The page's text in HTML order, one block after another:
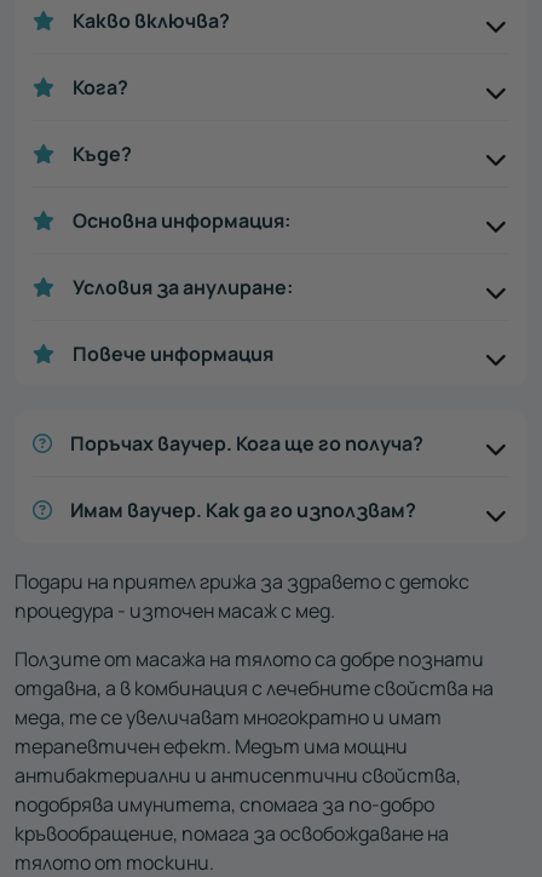
Какво включва?
Кога?
Къде?
Основна информация:
Условия за анулиране:
Повече информация
Поръчах ваучер. Кога ще го получа?
Имам ваучер. Как да го използвам?
Подари на приятел грижа за здравето с детокс
процедура - източен масаж с мед.
Ползите от масажа на тялото са добре познати
отдавна, а в комбинация с лечебните свойства на
меда, те се увеличават многократно и имат
терапевтичен ефект. Медът има мощни
антибактериални и антисептични свойства,
подобрява имунитета, спомага за по-добро
кръвообращение, помага за освобождаване на
тялото от тоскини.